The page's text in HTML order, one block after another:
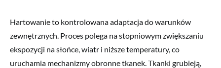
Hartowanie to kontrolowana adaptacja do warunków
zewnętrznych. Proces polega na stopniowym zwiększaniu
ekspozycji na słońce, wiatr i niższe temperatury, co
uruchamia mechanizmy obronne tkanek. Tkanki grubieją,